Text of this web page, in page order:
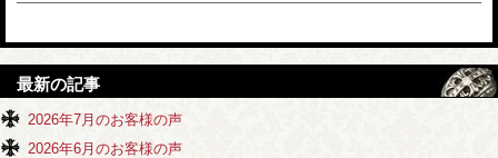
最新の記事
2026年7月のお客様の声
2026年6月のお客様の声